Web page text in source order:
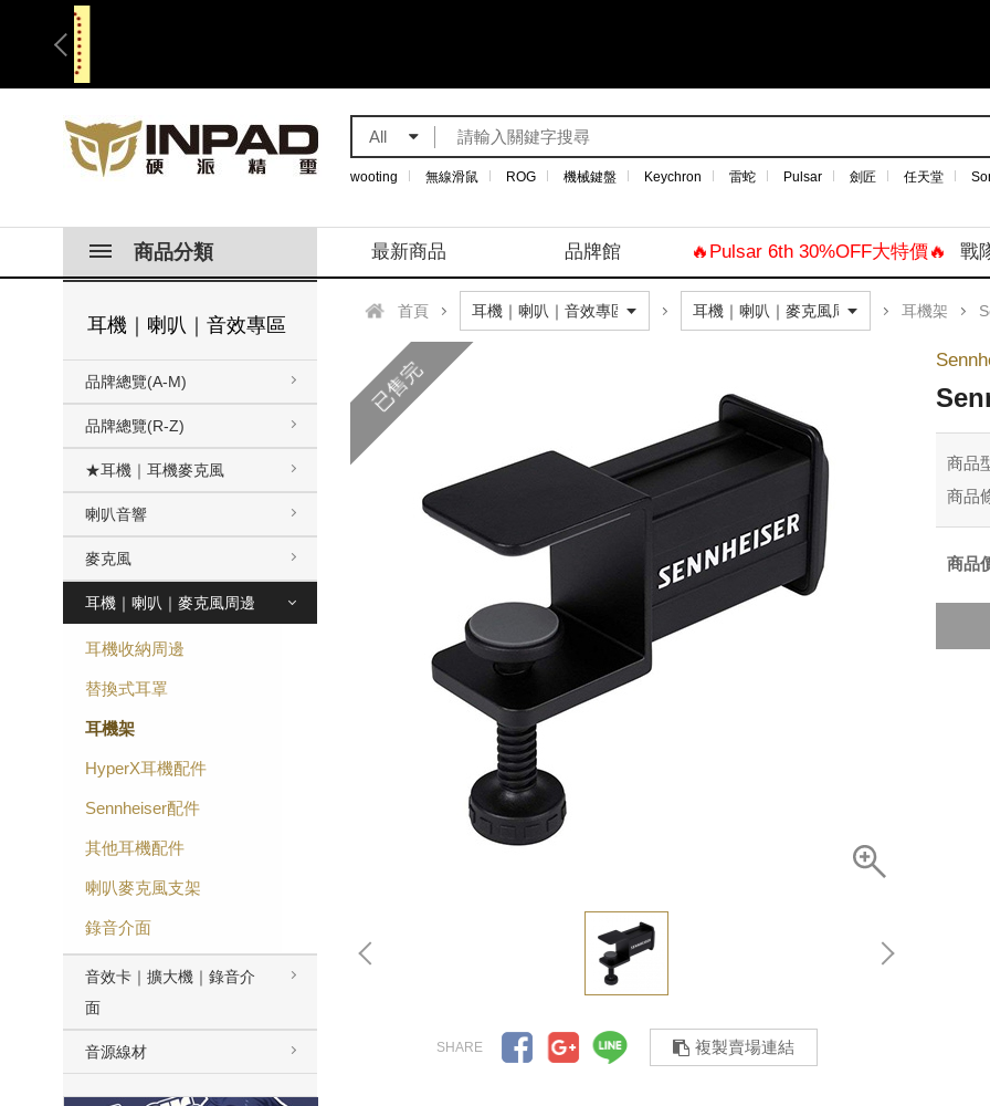
All
wooting 無線滑鼠 ROG 機械鍵盤 Keychron 雷蛇 Pulsar 劍匠 任天堂
商品分類 最新商品 品牌館 🔥Pulsar 6th 30%OFF大特價🔥 戰
耳機｜喇叭｜音效專區
品牌總覽(A-M)
品牌總覽(R-Z)
★耳機｜耳機麥克風
喇叭音響
麥克風
耳機｜喇叭｜麥克風周邊
耳機收納周邊
替換式耳罩
耳機架
HyperX耳機配件
Sennheiser配件
其他耳機配件
喇叭麥克風支架
錄音介面
音效卡｜擴大機｜錄音介
面
音源線材
首頁 耳機架
已售完
複製賣場連結
商品
商品
商品